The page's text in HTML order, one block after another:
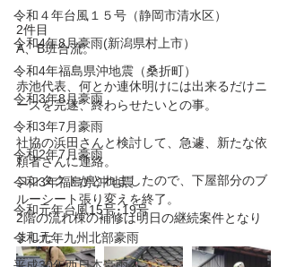
令和４年台風１５号（静岡市清水区）
令和4年8月豪雨(新潟県村上市）
令和4年福島県沖地震（桑折町）
令和3年8月豪雨
令和3年7月豪雨
令和2年7月豪雨
令和3年福島県沖地震
令和元年台風15号･19号
令和元年九州北部豪雨
2件目
A、B班合流。
赤池代表、何とか連休明けには出来るだけニ
ーズを完遂、終わらせたいとの事。
社協の浜田さんと検討して、急遽、新たな依
頼者さんに連絡。
コンタクトがとれましたので、下屋部分のブ
ルーシート張り変えを終了。
2階の流れ棟の補修は明日の継続案件となり
ました。